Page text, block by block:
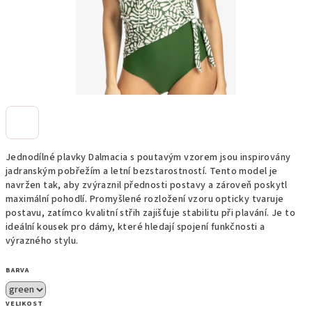
Jednodílné plavky Dalmacia s poutavým vzorem jsou inspirovány
jadranským pobřežím a letní bezstarostností. Tento model je
navržen tak, aby zvýraznil přednosti postavy a zároveň poskytl
maximální pohodlí. Promyšlené rozložení vzoru opticky tvaruje
postavu, zatímco kvalitní střih zajišťuje stabilitu při plavání. Je to
ideální kousek pro dámy, které hledají spojení funkčnosti a
výrazného stylu.
BARVA
VELIKOST